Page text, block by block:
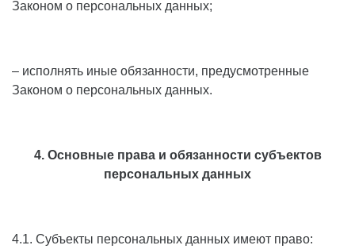
Законом о персональных данных;
– исполнять иные обязанности, предусмотренные
Законом о персональных данных.
4. Основные права и обязанности субъектов
персональных данных
4.1. Субъекты персональных данных имеют право: